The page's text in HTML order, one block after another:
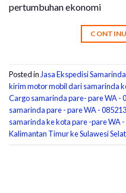
pertumbuhan ekonomi
Posted in Jasa Ekspedisi
kirim motor mobil dari samarinda
Cargo samarinda pare- pare WA -
samarinda pare - pare WA -
samarinda ke kota pare -pare WA
Kalimantan Timur ke Sulawesi